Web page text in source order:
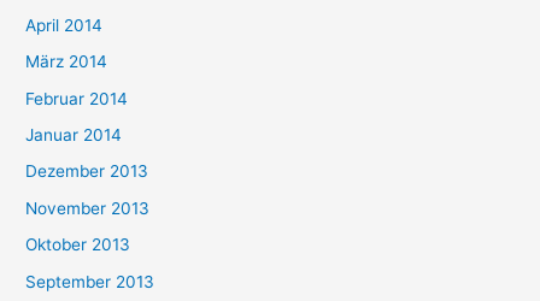
April 2014
März 2014
Februar 2014
Januar 2014
Dezember 2013
November 2013
Oktober 2013
September 2013